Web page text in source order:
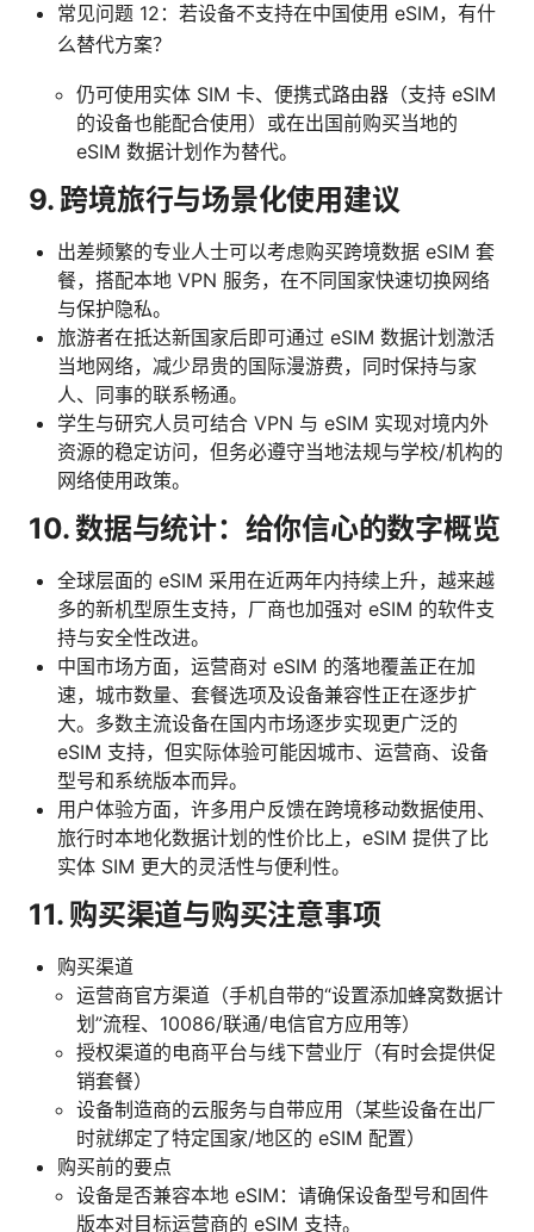
常见问题 12：若设备不支持在中国使用 eSIM，有什
么替代方案？
仍可使用实体 SIM 卡、便携式路由器（支持 eSIM
的设备也能配合使用）或在出国前购买当地的
eSIM 数据计划作为替代。
9. 跨境旅行与场景化使用建议
出差频繁的专业人士可以考虑购买跨境数据 eSIM 套
餐，搭配本地 VPN 服务，在不同国家快速切换网络
与保护隐私。
旅游者在抵达新国家后即可通过 eSIM 数据计划激活
当地网络，减少昂贵的国际漫游费，同时保持与家
人、同事的联系畅通。
学生与研究人员可结合 VPN 与 eSIM 实现对境内外
资源的稳定访问，但务必遵守当地法规与学校/机构的
网络使用政策。
10. 数据与统计：给你信心的数字概览
全球层面的 eSIM 采用在近两年内持续上升，越来越
多的新机型原生支持，厂商也加强对 eSIM 的软件支
持与安全性改进。
中国市场方面，运营商对 eSIM 的落地覆盖正在加
速，城市数量、套餐选项及设备兼容性正在逐步扩
大。多数主流设备在国内市场逐步实现更广泛的
eSIM 支持，但实际体验可能因城市、运营商、设备
型号和系统版本而异。
用户体验方面，许多用户反馈在跨境移动数据使用、
旅行时本地化数据计划的性价比上，eSIM 提供了比
实体 SIM 更大的灵活性与便利性。
11. 购买渠道与购买注意事项
购买渠道
运营商官方渠道（手机自带的“设置添加蜂窝数据计
划”流程、10086/联通/电信官方应用等）
授权渠道的电商平台与线下营业厅（有时会提供促
销套餐）
设备制造商的云服务与自带应用（某些设备在出厂
时就绑定了特定国家/地区的 eSIM 配置）
购买前的要点
设备是否兼容本地 eSIM：请确保设备型号和固件
版本对目标运营商的 eSIM 支持。